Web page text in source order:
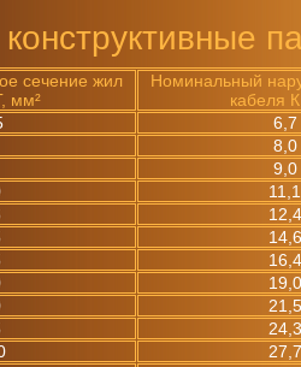
сечение жил
мм²
Номинальный
кабеля
6,7
8,0
9,0
11,1
12,4
14,6
16,4
19,0
21,5
24,3
27,7